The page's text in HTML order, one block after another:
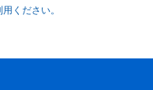
ください。